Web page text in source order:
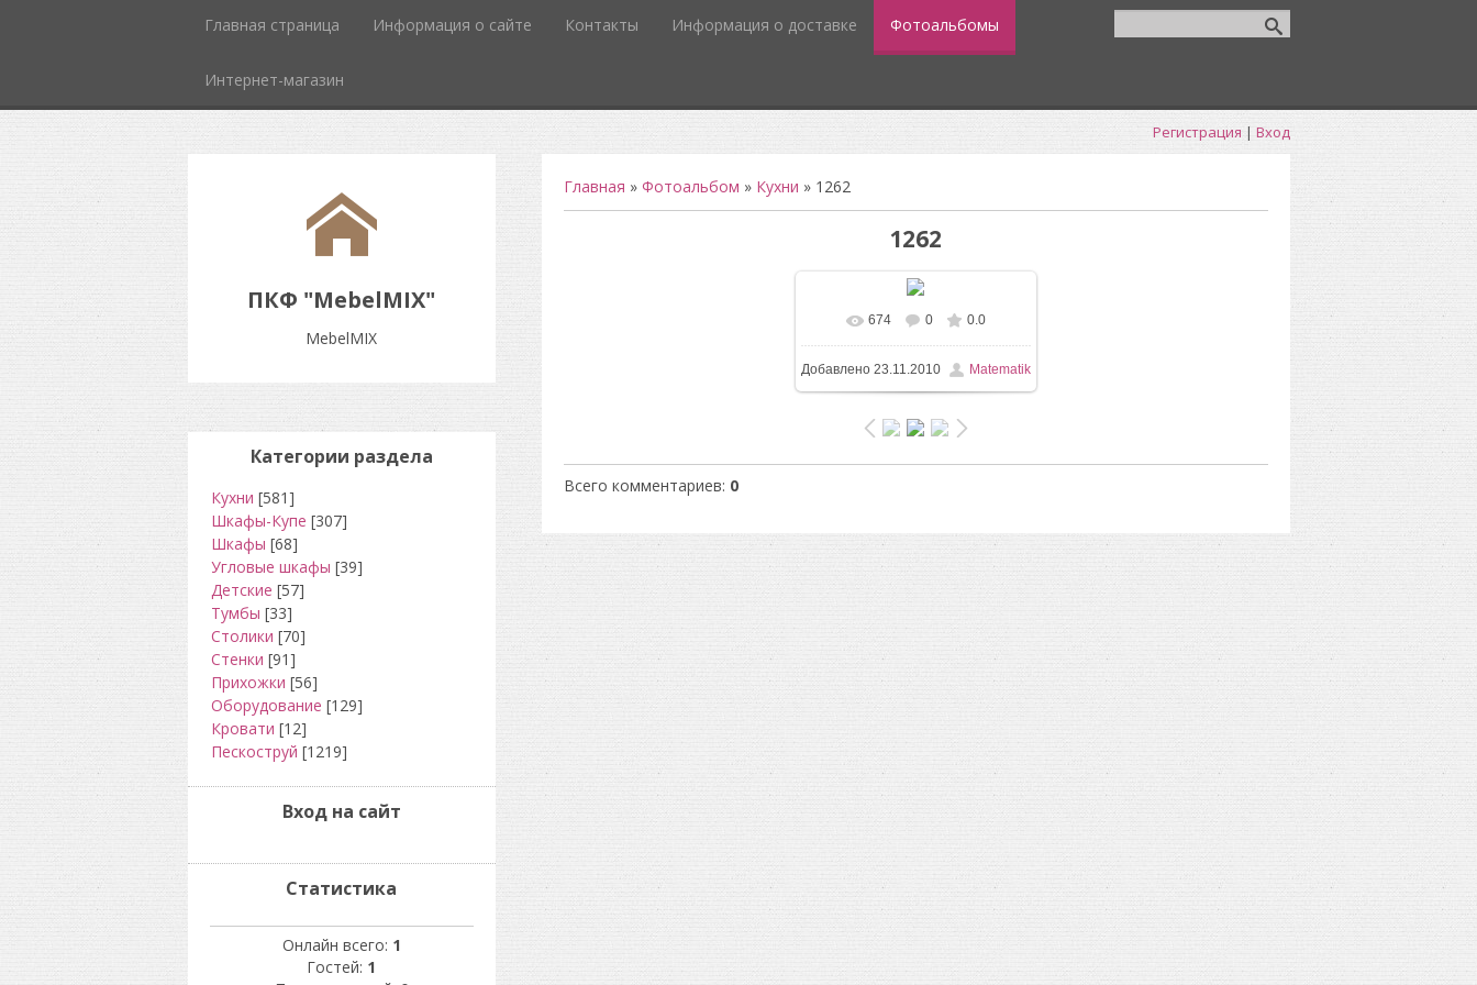
Главная страница Информация о сайте Контакты Информация о доставке Фотоальбомы
Интернет-магазин
Регистрация | Вход
ПКФ "MebelMIX"
MebelMIX
Главная » Фотоальбом » Кухни » 1262
1262
674 0 0.0
Добавлено23.11.2010 Matematik
Всего комментариев: 0
Категории раздела
Кухни [581]
Шкафы-Купе [307]
Шкафы [68]
Угловые шкафы [39]
Детские [57]
Тумбы [33]
Столики [70]
Стенки [91]
Прихожки [56]
Оборудование [129]
Кровати [12]
Пескоструй [1219]
Вход на сайт
Статистика
Онлайн всего: 1
Гостей: 1